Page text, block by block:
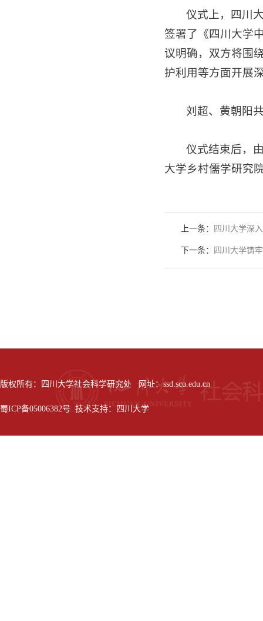
仪式上，四川
签署了《四川大学
议明确，双方将围
护利用等方面开展
刘超、黄朝阳
仪式结束后，
大学乡村儒学研究
上一条： 四川大学深
下一条： 四川大学铸
版权所有：四川大学社会科学研究处 网址：ssd.scu.edu.cn
蜀ICP备05006382号 技术支持：四川大学